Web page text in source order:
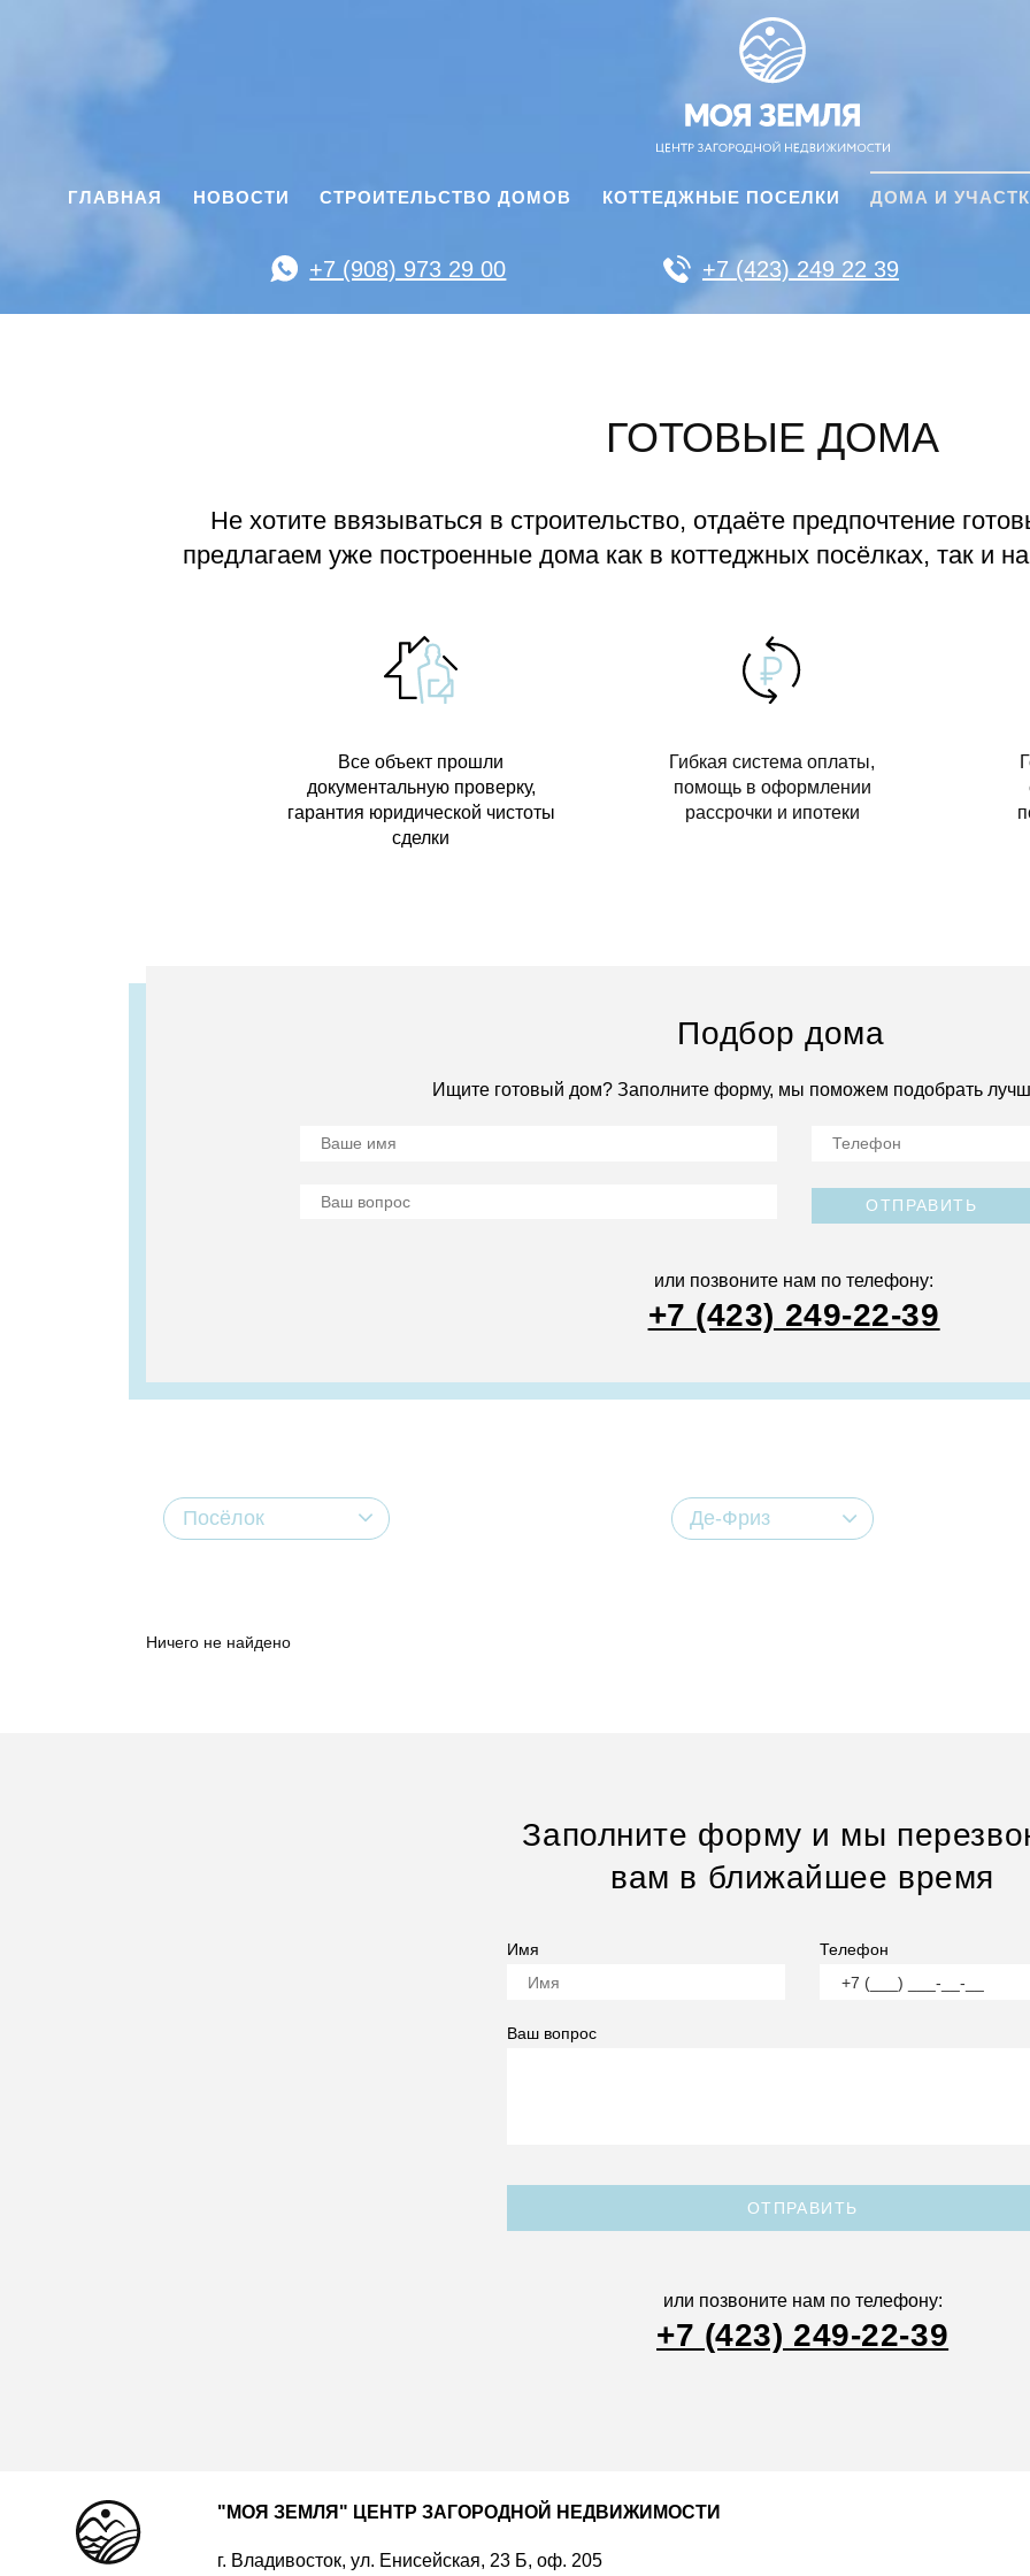
ГЛАВНАЯ НОВОСТИ СТРОИТЕЛЬСТВО ДОМОВ КОТТЕДЖНЫЕ ПОСЕЛКИ ДОМА И
+7 (908) 973 29 00 +7 (423) 249 22 39
ГОТОВЫЕ ДОМА
Не хотите ввязываться в строительство, отдаёте предпочтение
предлагаем уже построенные дома как в коттеджных посёлках, так и
Все объект прошли
документальную проверку,
гарантия юридической чистоты
сделки
Гибкая система оплаты,
помощь в оформлении
рассрочки и ипотеки
Подбор дома
Ищите готовый дом? Заполните форму, мы поможем подобрать
ОТПРАВИТЬ
или позвоните нам по телефону:
+7 (423) 249-22-39
Посёлок Де-Фриз
Ничего не найдено
Заполните форму и мы
вам в ближайшее время
Имя Телефон
Ваш вопрос
ОТПРАВИТЬ
или позвоните нам по телефону:
+7 (423) 249-22-39
"МОЯ ЗЕМЛЯ" ЦЕНТР ЗАГОРОДНОЙ НЕДВИЖИМОСТИ
г. Владивосток, ул. Енисейская, 23 Б, оф. 205